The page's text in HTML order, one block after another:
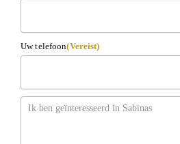
Uw telefoon(Vereist)
Bericht